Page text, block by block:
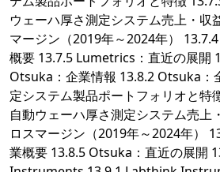
ウェーハ厚さ測定システム売上・収
マージン（2019年～2024年）
概要 13.7.5 Lumetrics：直近の展開
Otsuka：企業情報 13.8.2 Otsuka：
定システム製品ポートフォリオと特
自動ウェーハ厚さ測定システム売上
ロスマージン（2019年～2024年）
業概要 13.8.5 Otsuka：直近の展開